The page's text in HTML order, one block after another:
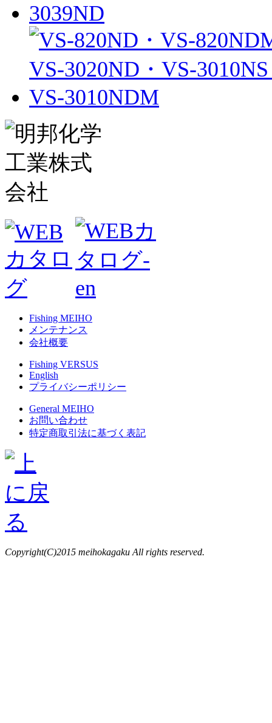
Fishing MEIHO
メンテナンス
会社概要
Fishing VERSUS
English
プライバシーポリシー
General MEIHO
お問い合わせ
特定商取引法に基づく表記
Copyright(C)2015 meihokagaku All rights reserved.